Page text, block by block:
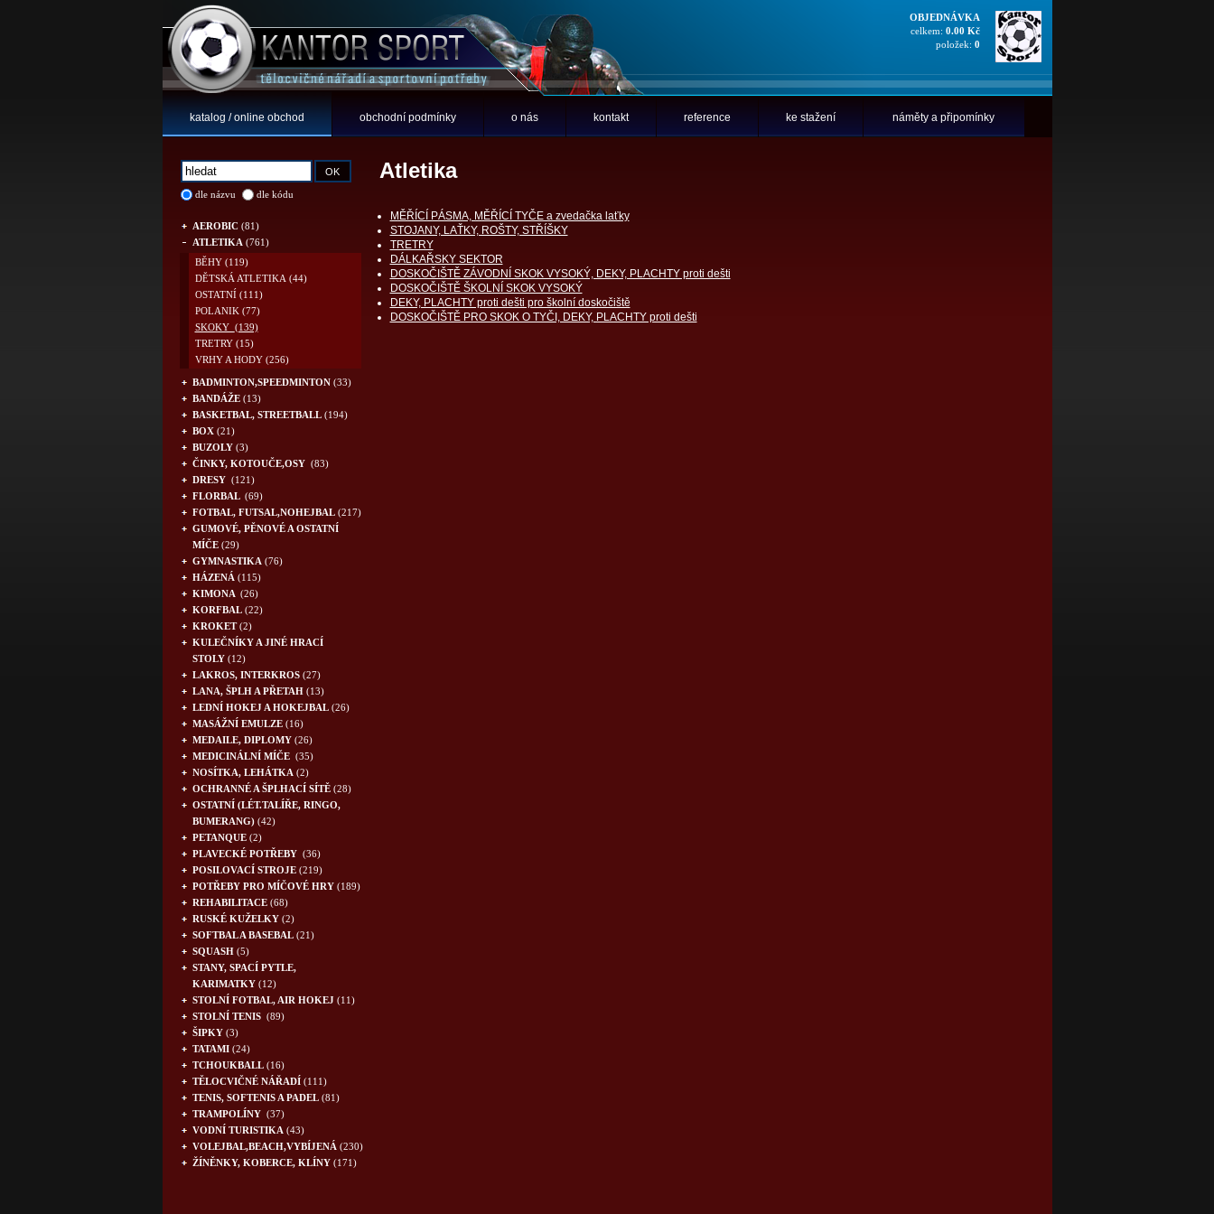
OBJEDNÁVKA
celkem: 0.00 Kč
položek: 0
katalog / online obchod obchodní podmínky o nás kontakt reference ke stažení náměty a připomínky
dle názvu dle kódu
AEROBIC (81)
ATLETIKA (761)
BĚHY (119)
DĚTSKÁ ATLETIKA (44)
OSTATNÍ (111)
POLANIK (77)
SKOKY (139)
TRETRY (15)
VRHY A HODY (256)
BADMINTON,SPEEDMINTON (33)
BANDÁŽE (13)
BASKETBAL, STREETBALL (194)
BOX (21)
BUZOLY (3)
ČINKY, KOTOUČE,OSY (83)
DRESY (121)
FLORBAL (69)
FOTBAL, FUTSAL,NOHEJBAL (217)
GUMOVÉ, PĚNOVÉ A OSTATNÍ
MÍČE (29)
GYMNASTIKA (76)
HÁZENÁ (115)
KIMONA (26)
KORFBAL (22)
KROKET(2)
KULEČNÍKY A JINÉ HRACÍ
STOLY (12)
LAKROS, INTERKROS (27)
LANA, ŠPLH A PŘETAH (13)
LEDNÍ HOKEJ A HOKEJBAL (26)
MASÁŽNÍ EMULZE (16)
MEDAILE, DIPLOMY (26)
MEDICINÁLNÍ MÍČE (35)
NOSÍTKA, LEHÁTKA (2)
OCHRANNÉ A ŠPLHACÍ SÍTĚ (28)
OSTATNÍ (LÉT.TALÍŘE, RINGO,
BUMERANG) (42)
PETANQUE (2)
PLAVECKÉ POTŘEBY (36)
POSILOVACÍ STROJE (219)
POTŘEBY PRO MÍČOVÉ HRY (189)
REHABILITACE (68)
RUSKÉ KUŽELKY (2)
SOFTBAL A BASEBAL (21)
SQUASH (5)
STANY, SPACÍ PYTLE,
KARIMATKY (12)
STOLNÍ FOTBAL, AIR HOKEJ (11)
STOLNÍ TENIS (89)
ŠIPKY (3)
TATAMI (24)
TCHOUKBALL (16)
TĚLOCVIČNÉ NÁŘADÍ (111)
TENIS, SOFTENIS A PADEL (81)
TRAMPOLÍNY (37)
VODNÍ TURISTIKA (43)
VOLEJBAL,BEACH,VYBÍJENÁ (230)
ŽÍNĚNKY, KOBERCE, KLÍNY (171)
Atletika
MĚŘÍCÍ PÁSMA, MĚŘÍCÍ TYČE a zvedačka laťky
STOJANY, LAŤKY, ROŠTY, STŘÍŠKY
TRETRY
DÁLKAŘSKY SEKTOR
DOSKOČIŠTĚ ZÁVODNÍ SKOK VYSOKÝ, DEKY, PLACHTY proti dešti
DOSKOČIŠTĚ ŠKOLNÍ SKOK VYSOKÝ
DEKY, PLACHTY proti dešti pro školní doskočiště
DOSKOČIŠTĚ PRO SKOK O TYČI, DEKY, PLACHTY proti dešti